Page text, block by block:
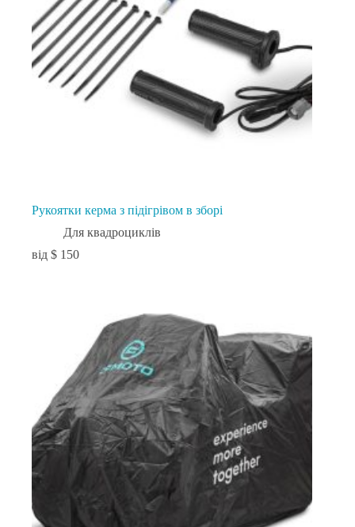
Рукоятки керма з підігрівом в зборі
Для квадроциклів
$ 150